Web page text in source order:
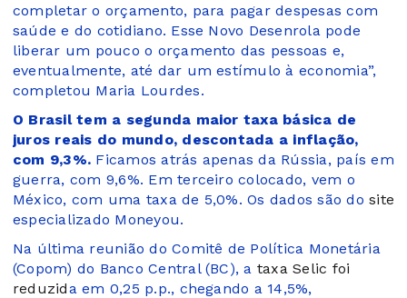
completar o orçamento, para pagar despesas com
saúde e do cotidiano. Esse Novo Desenrola pode
liberar um pouco o orçamento das pessoas e,
eventualmente, até dar um estímulo à economia”,
completou Maria Lourdes.
O Brasil tem a segunda maior taxa básica de
juros reais do mundo, descontada a inflação,
com 9,3%. Ficamos atrás apenas da Rússia, país em
guerra, com 9,6%. Em terceiro colocado, vem o
México, com uma taxa de 5,0%. Os dados são dosite
especializado Moneyou.
Na última reunião do Comitê de Política Monetária
(Copom) do Banco Central (BC), a taxa Selic foi
reduzida em 0,25 p.p., chegando a 14,5%,